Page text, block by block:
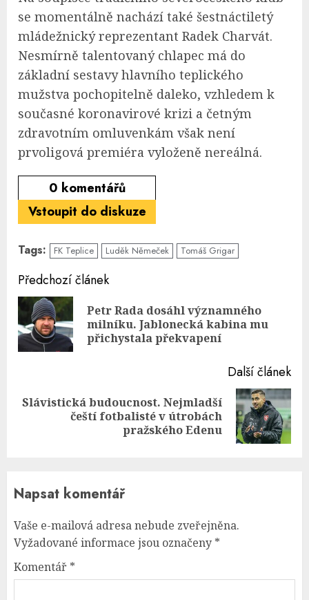
se momentálně nachází také šestnáctiletý
mládežnický reprezentant Radek Charvát.
Nesmírně talentovaný chlapec má do
základní sestavy hlavního teplického
mužstva pochopitelně daleko, vzhledem k
současné koronavirové krizi a četným
zdravotním omluvenkám však není
prvoligová premiéra vyloženě nereálná.
0 komentářů
Vstoupit do diskuze
Tags: FK Teplice Luděk Němeček Tomáš Grigar
Continue
Reading
Předchozí článek
Petr Rada dosáhl významného
milníku. Jablonecká kabina mu
přichystala překvapení
Další článek
Next
Slávistická budoucnost. Nejmladší
čeští fotbalisté v útrobách
pražského Edenu
Napsat komentář
Vaše e-mailová adresa nebude zveřejněna.
Vyžadované informace jsou označeny *
Komentář *